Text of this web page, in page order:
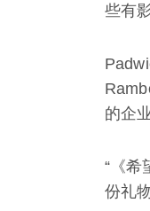
些有
的企
“《希
份礼